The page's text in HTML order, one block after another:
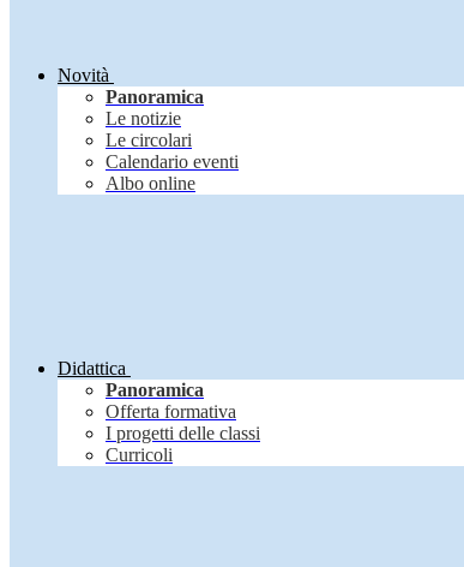
Novità
Panoramica
Le notizie
Le circolari
Calendario eventi
Albo online
Didattica
Panoramica
Offerta formativa
I progetti delle classi
Curricoli